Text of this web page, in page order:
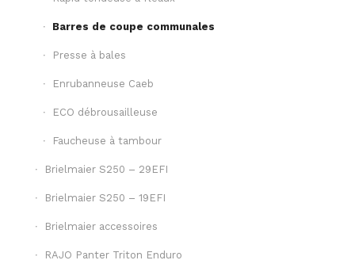
Barres de coupe communales
Presse à bales
Enrubanneuse Caeb
ECO débrousailleuse
Faucheuse à tambour
Brielmaier S250 – 29EFI
Brielmaier S250 – 19EFI
Brielmaier accessoires
RAJO Panter Triton Enduro